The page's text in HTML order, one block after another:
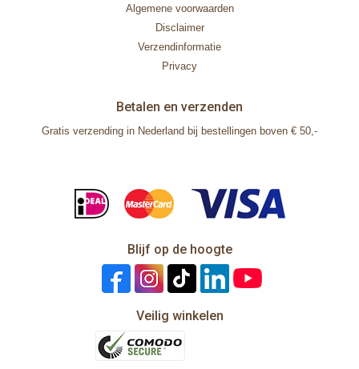
Algemene voorwaarden
Disclaimer
Verzendinformatie
Privacy
Betalen en verzenden
Gratis verzending in Nederland bij bestellingen boven € 50,-
Blijf op de hoogte
Veilig winkelen